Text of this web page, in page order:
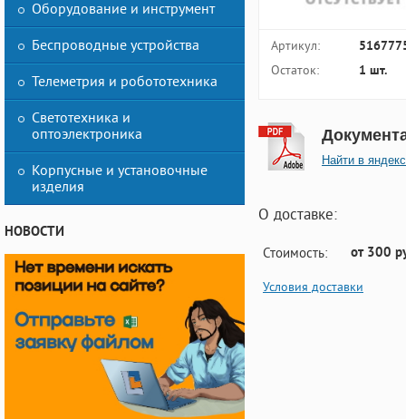
Оборудование и инструмент
Беспроводные устройства
Телеметрия и робототехника
Светотехника и
оптоэлектроника
Корпусные и установочные
изделия
НОВОСТИ
Артикул:
Остаток: 1 шт.
Найти в яндекс
О доставке:
Стоимость: от 300
Условия доставки